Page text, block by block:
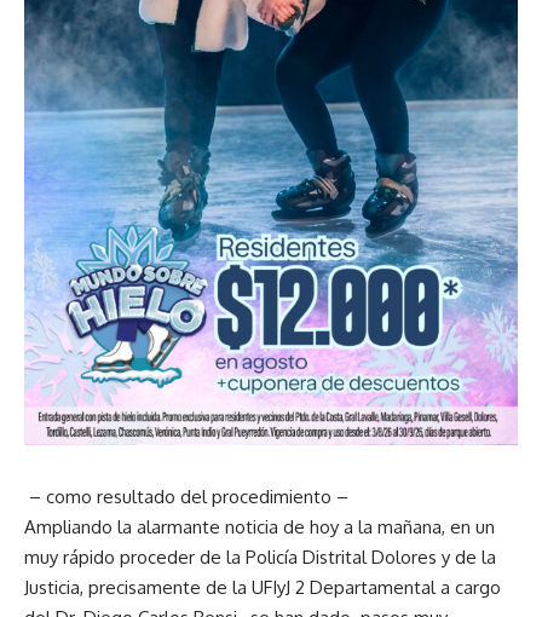
– como resultado del procedimiento –
Ampliando la alarmante noticia de hoy a la mañana, en un
muy rápido proceder de la Policía Distrital Dolores y de la
Justicia, precisamente de la UFIyJ 2 Departamental a cargo